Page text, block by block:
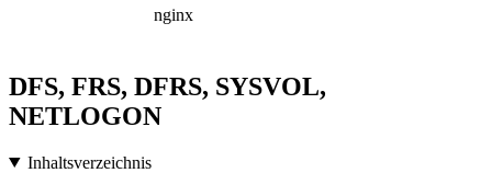
DFS, FRS, DFRS, SYSVOL,
NETLOGON
Inhaltsverzeichnis